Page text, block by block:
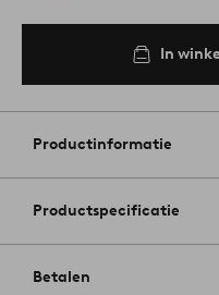
In
Productinformatie
Productspecificatie
Betalen